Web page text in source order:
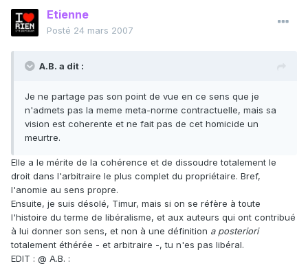
Etienne
Posté 24 mars 2007
A.B. a dit :
Je ne partage pas son point de vue en ce sens que je
n'admets pas la meme meta-norme contractuelle, mais sa
vision est coherente et ne fait pas de cet homicide un
meurtre.
Elle a le mérite de la cohérence et de dissoudre totalement le
droit dans l'arbitraire le plus complet du propriétaire. Bref,
l'anomie au sens propre.
Ensuite, je suis désolé, Timur, mais si on se réfère à toute
l'histoire du terme de libéralisme, et aux auteurs qui ont contribué
à lui donner son sens, et non à une définition a posteriori
totalement éthérée - et arbitraire -, tu n'es pas libéral.
EDIT : @ A.B. :